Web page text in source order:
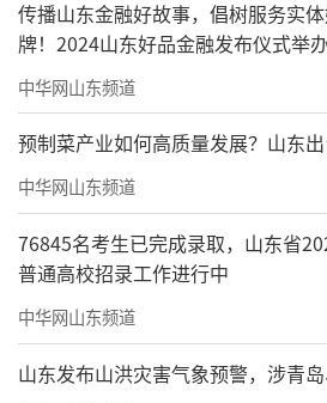
传播山东金融好故事，倡树服务实
牌！2024山东好品金融发布仪式举
中华网山东频道
预制菜产业如何高质量发展？山东
中华网山东频道
76845名考生已完成录取，山东省
普通高校招录工作进行中
中华网山东频道
山东发布山洪灾害气象预警，涉青